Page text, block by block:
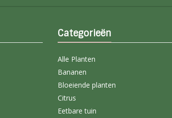
Categorieën
Alle Planten
Bananen
Bloeiende planten
Citrus
Eetbare tuin